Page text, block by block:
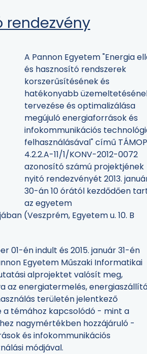
rendezvény
A Pannon Egyetem "Energia
és hasznosító rendszerek
korszerűsítésének és
hatékonyabb
tervezése és optimalizálása
megújuló energiaforrások és
infokommunikációs
felhasználásával" című
4.2.2.A-11/1/KONV-2012-0072
azonosító számú projektjének
nyitó rendezvényét 2013.
30-án 10 órától kezdődően
az egyetem
(Veszprém, Egyetem u. 10. B
01-én indult és 2015. január 31-én
Egyetem Műszaki Informatikai
alprojektet valósít meg,
az energiatermelés,
területén jelentkező
a témához kapcsolódó - mint a
nagymértékben hozzájáruló -
és infokommunikációs
módjával.